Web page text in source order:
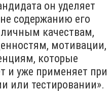
он уделяет
содержанию его
качествам,
мотивации,
которые
и уже применяет при
или тестировании».